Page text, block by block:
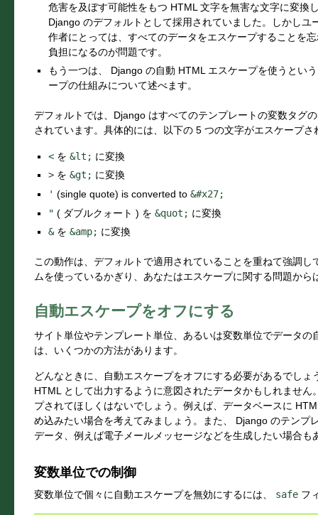
危害を及ぼす可能性をもつ HTML 文字を無害な文字に変換
Django のデフォルトとして採用されていました。しかしユ
作者にとっては、すべてのデータをエスケープすることを
負担になるのが問題です。
もう一つは、 Django の自動 HTML エスケープを使うとい
ープの仕組みについて述べます。
デフォルトでは、Django はすべてのテンプレートの変数タグ
されています。具体的には、以下の 5 つの文字がエスケープさ
< を &lt; に変換
> を &gt; に変換
' (single quote) is converted to &#x27;
" ( ダブルクォート ) を &quot; に変換
&を &amp; に変換
この動作は、デフォルトで適用されていることを重ねて強調
ムを使っているかぎり、あなたはエスケープに関する問題から
自動エスケープをオフにする
サイト単位やテンプレート単位、あるいは変数単位でデータ
は、いくつかの方法があります。
どんなときに、自動エスケープをオフにする必要があるでし
HTML として出力するように意図されたデータかもしれませ
プされてほしくはないでしょう。例えば、データベースに
め込みたい場合を考えてみましょう。また、 Django のテンプ
データ、例えば電子メールメッセージなどを生成したい場合も
変数単位での制御
変数単位で個々に自動エスケープを無効にするには、 safe フ